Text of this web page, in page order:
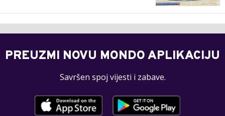
PREUZMI NOVU MONDO APLIKACIJU
Savršen spoj vijesti i zabave.